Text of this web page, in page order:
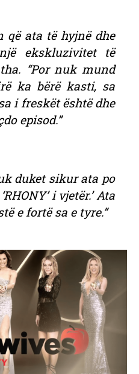
që ata të hyjnë dhe
ekskluzivitet të
tha. “Por nuk mund
ka bërë kasti, sa
i freskët është dhe
episod.”
duket sikur ata po
i vjetër.’ Ata
e fortë sa e tyre.”